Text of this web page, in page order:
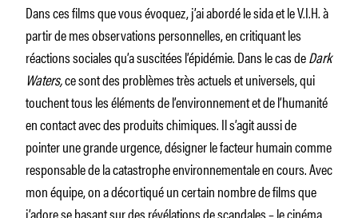
Dans ces films que vous évoquez, j’ai abordé le sida et le V.I.H. à
partir de mes observations personnelles, en critiquant les
réactions sociales qu’a suscitées l’épidémie. Dans le cas deDark
Waters,ce sont des problèmes très actuels et universels, qui
touchent tous les éléments de l’environnement et de l’humanité
en contact avec des produits chimiques. Il s’agit aussi de
pointer une grande urgence, désigner le facteur humain comme
responsable de la catastrophe environnementale en cours. Avec
mon équipe, on a décortiqué un certain nombre de films que
j’adore se basant sur des révélations de scandales – le cinéma